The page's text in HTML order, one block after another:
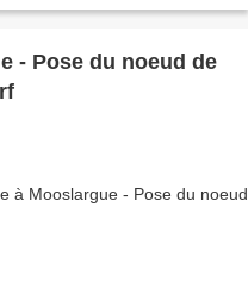
- Pose du noeud de